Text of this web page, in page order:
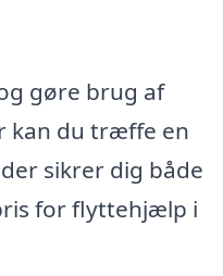
gøre brug af
kan du træffe en
sikrer dig både
for flyttehjælp i